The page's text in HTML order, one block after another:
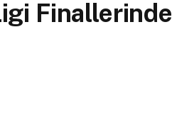
Finallerinde